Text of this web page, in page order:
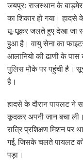
जयपुरः राजस्थान के
का शिकार हो गया। हादसे
धू-धूकर जलते हुए देखा जा
हुआ है। वायु सेना का
आलानियो की ढाणी के पास
पुलिस मौके पर पहुंची है।
है।
हादसे के दौरान पायलट ने
कूदकर अपनी जान बचा ली।
रात्रि प्रशिक्षण मिशन
गई, जिसके चलते पायलट को
पड़ा।